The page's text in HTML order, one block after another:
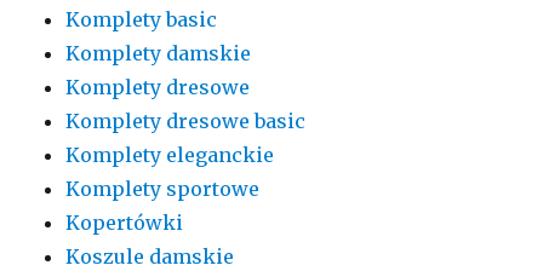
Komplety basic
Komplety damskie
Komplety dresowe
Komplety dresowe basic
Komplety eleganckie
Komplety sportowe
Kopertówki
Koszule damskie